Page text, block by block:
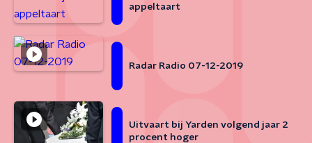
appeltaart
Radar Radio 07-12-2019
Uitvaart bij Yarden volgend jaar 2
procent hoger